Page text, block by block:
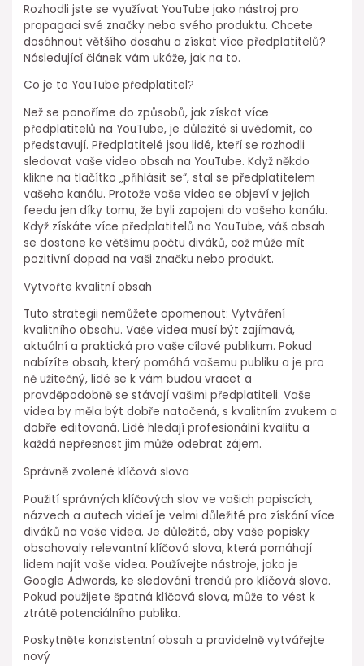
Rozhodli jste se využívat YouTube jako nástroj pro
propagaci své značky nebo svého produktu. Chcete
dosáhnout většího dosahu a získat více předplatitelů?
Následující článek vám ukáže, jak na to.
Co je to YouTube předplatitel?
Než se ponoříme do způsobů, jak získat více
předplatitelů na YouTube, je důležité si uvědomit, co
představují. Předplatitelé jsou lidé, kteří se rozhodli
sledovat vaše video obsah na YouTube. Když někdo
klikne na tlačítko „přihlásit se“, stal se předplatitelem
vašeho kanálu. Protože vaše videa se objeví v jejich
feedu jen díky tomu, že byli zapojeni do vašeho kanálu.
Když získáte více předplatitelů na YouTube, váš obsah
se dostane ke většímu počtu diváků, což může mít
pozitivní dopad na vaši značku nebo produkt.
Vytvořte kvalitní obsah
Tuto strategii nemůžete opomenout: Vytváření
kvalitního obsahu. Vaše videa musí být zajímavá,
aktuální a praktická pro vaše cílové publikum. Pokud
nabízíte obsah, který pomáhá vašemu publiku a je pro
ně užitečný, lidé se k vám budou vracet a
pravděpodobně se stávají vašimi předplatiteli. Vaše
videa by měla být dobře natočená, s kvalitním zvukem a
dobře editovaná. Lidé hledají profesionální kvalitu a
každá nepřesnost jim může odebrat zájem.
Správně zvolené klíčová slova
Použití správných klíčových slov ve vašich popiscích,
názvech a autech videí je velmi důležité pro získání více
diváků na vaše videa. Je důležité, aby vaše popisky
obsahovaly relevantní klíčová slova, která pomáhají
lidem najít vaše videa. Používejte nástroje, jako je
Google Adwords, ke sledování trendů pro klíčová slova.
Pokud použijete špatná klíčová slova, může to vést k
ztrátě potenciálního publika.
Poskytněte konzistentní obsah a pravidelně vytvářejte
nový